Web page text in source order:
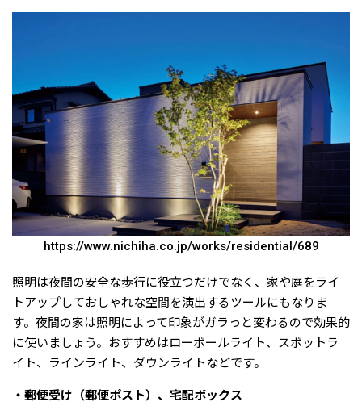
https://www.nichiha.co.jp/works/residential/689
照明は夜間の安全な歩行に役立つだけでなく、家や庭をライ
トアップしておしゃれな空間を演出するツールにもなりま
す。夜間の家は照明によって印象がガラっと変わるので効果的
に使いましょう。おすすめはローポールライト、スポットラ
イト、ラインライト、ダウンライトなどです。
・郵便受け（郵便ポスト）、宅配ボックス